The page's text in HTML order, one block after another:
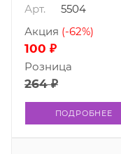
Арт. 5504
100 ₽
Акция (-62%)
264 ₽
Розница
ПОДРОБНЕЕ